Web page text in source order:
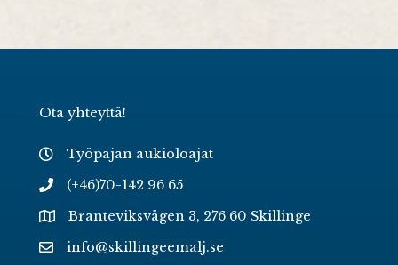
Ota yhteyttä!
Työpajan aukioloajat
(+46)70-142 96 65
Branteviksvägen 3, 276 60 Skillinge
info@skillingeemalj.se